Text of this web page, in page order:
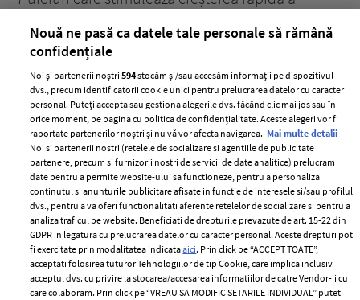
ELLE Style Awards
2024
Despre ELLE
Romania
Contact
Abonamente
Termeni si conditii
Politica de
confidențialitate
Politica de cookies
Publicitate
Nouă ne pasă ca datele tale personale să rămână
confidențiale
Noi și partenerii noștri594stocăm și/sau accesăm informații pe dispozitivul
dvs., precum identificatorii cookie unici pentru prelucrarea datelor cu caracter
personal. Puteți accepta sau gestiona alegerile dvs. făcând clic mai jos sau în
orice moment, pe pagina cu politica de confidențialitate. Aceste alegeri vor fi
raportate partenerilor noștri și nu vă vor afecta navigarea. Mai multe detalii
Noi si partenerii nostri (retelele de socializare si agentiile de publicitate
partenere, precum si furnizorii nostri de servicii de date analitice) prelucram
date pentru a permite website-ului sa functioneze, pentru a personaliza
continutul si anunturile publicitare afisate in functie de interesele si/sau profilul
dvs., pentru a va oferi functionalitati aferente retelelor de socializare si pentru a
analiza traficul pe website. Beneficiati de drepturile prevazute de art. 15-22 din
GDPR in legatura cu prelucrarea datelor cu caracter personal. Aceste drepturi pot
fi exercitate prin modalitatea indicataaici. Prin click pe “ACCEPT TOATE”,
acceptati folosirea tuturor Tehnologiilor de tip Cookie, care implica inclusiv
acceptul dvs. cu privire la stocarea/accesarea informatiilor de catre Vendor-ii cu
care colaboram. Prin click pe “VREAU SA MODIFIC SETARILE INDIVIDUAL” puteti